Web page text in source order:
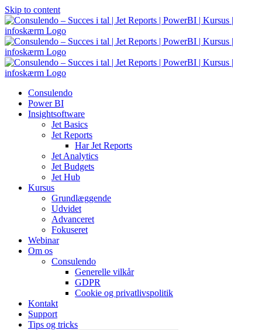
Skip to content
Consulendo
Power BI
Insightsoftware
Jet Basics
Jet Reports
Har Jet Reports
Jet Analytics
Jet Budgets
Jet Hub
Kursus
Grundlæggende
Udvidet
Advanceret
Fokuseret
Webinar
Om os
Consulendo
Generelle vilkår
GDPR
Cookie og privatlivspolitik
Kontakt
Support
Tips og tricks